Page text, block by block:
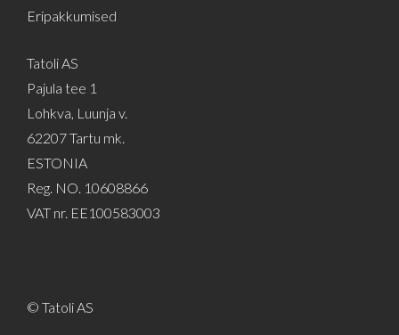
Eripakkumised
Tatoli AS
Pajula tee 1
Lohkva, Luunja v.
62207 Tartu mk.
ESTONIA
Reg. NO. 10608866
VAT nr. EE100583003
© Tatoli AS